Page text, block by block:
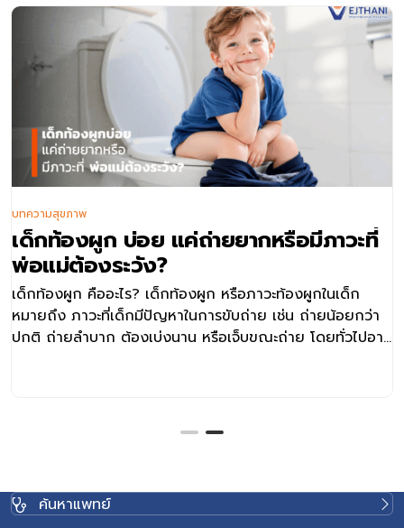
เด็กท้องผูก บ่อย แค่ถ่ายยากหรือมีภาวะที่
พ่อแม่ต้องระวัง?
เด็กท้องผูก คืออะไร? เด็กท้องผูก หรือภาวะท้องผูกในเด็ก
หมายถึง ภาวะที่เด็กมีปัญหาในการขับถ่าย เช่น ถ่ายน้อยกว่า
ปกติ ถ่ายลำบาก ต้องเบ่งนาน หรือเจ็บขณะถ่าย โดยทั่วไปอาจ
ร่วมกับลักษณะอุจจาระและอาการขณะถ่าย โดยทั่วไป หากเด็ก
ไม่ถ่ายหลายวัน แต่เมื่อถ่ายแล้วอุจจาระยังนิ่ม ถ่ายออกได้เอง
บทความสุขภาพ
ค้นหาแพทย์